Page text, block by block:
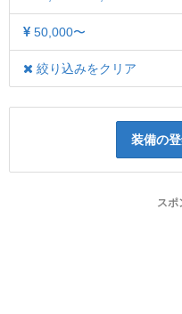
50,000〜
絞り込みをクリア
装備の登
スポ